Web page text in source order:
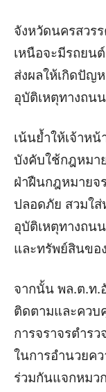
จังหวัดนครสวร
เหนือจะมีรถยน
ส่งผลให้เกิดปัญ
อุบัติเหตุทางถน
เน้นย้ำให้เจ้าห
บังคับใช้กฎหมา
ฝ่าฝืนกฎหมายจ
ปลอดภัย สวมใ
อุบัติเหตุทางถน
และทรัพย์สินขอ
จากนั้น พล.ต.ท.
ติดตามและควบ
การจราจรตำร
ในการอำนวยค
ร่วมกันแจกหมว